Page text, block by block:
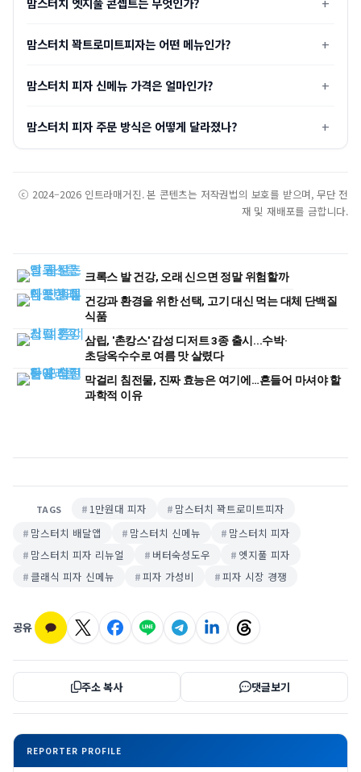
맘스터치 꽉트로미트피자는 어떤 메뉴인가?
맘스터치 피자 신메뉴 가격은 얼마인가?
맘스터치 피자 주문 방식은 어떻게 달라졌나?
ⓒ 2024–2026 인트라매거진. 본 콘텐츠는 저작권법의 보호를 받으며, 무단 전
재 및 재배포를 금합니다.
크록스 발 건강, 오래 신으면 정말 위험할까
건강과 환경을 위한 선택, 고기 대신 먹는 대체 단백질
식품
삼립, '촌캉스' 감성 디저트 3종 출시...수박·
초당옥수수로 여름 맛 살렸다
막걸리 침전물, 진짜 효능은 여기에…흔들어 마셔야 할
과학적 이유
TAGS 1만원대 피자
맘스터치 꽉트로미트피자
맘스터치 배달앱
맘스터치 신메뉴
맘스터치 피자
맘스터치 피자 리뉴얼
버터숙성도우
엣지풀 피자
클래식 피자 신메뉴
피자 가성비 피자 시장 경쟁
공유
주소 복사 댓글보기
REPORTER PROFILE